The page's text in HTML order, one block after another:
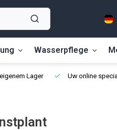
Wasserpflege
Lager Uw online